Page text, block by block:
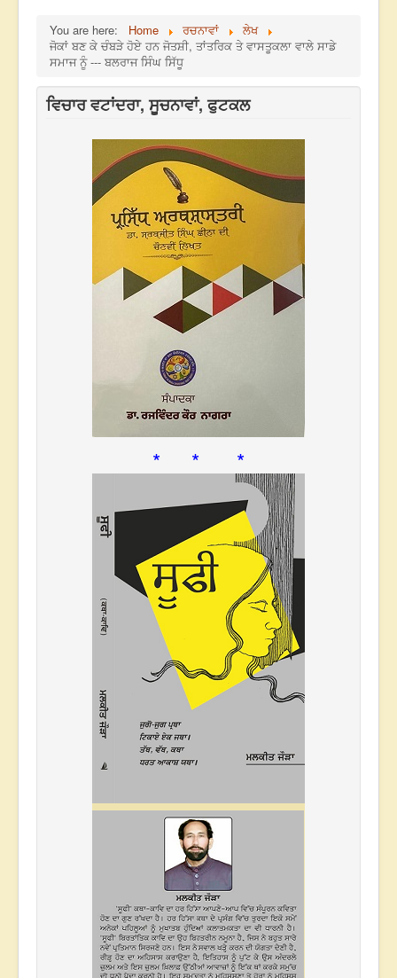
You are here: Home ਰਚਨਾਵਾਂ
ਲੇਖ
ਜੋਕਾਂ ਬਣ ਕੇ ਚੰਬੜੇ ਹੋਏ ਹਨ ਜੋਤਸ਼ੀ, ਤਾਂਤਰਿਕ ਤੇ ਵਾਸਤੂਕਲਾ ਵਾਲੇ ਸਾਡੇ
ਸਮਾਜ ਨੂੰ --- ਬਲਰਾਜ ਸਿੰਘ ਸਿੱਧੂ
ਵਿਚਾਰ ਵਟਾਂਦਰਾ, ਸੂਚਨਾਵਾਂ, ਫੁਟਕਲ
* * *